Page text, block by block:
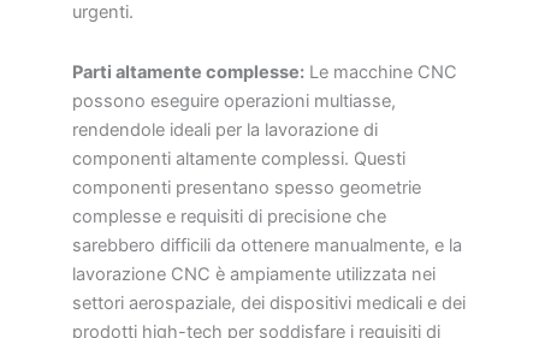
urgenti.
Parti altamente complesse: Le macchine CNC
possono eseguire operazioni multiasse,
rendendole ideali per la lavorazione di
componenti altamente complessi. Questi
componenti presentano spesso geometrie
complesse e requisiti di precisione che
sarebbero difficili da ottenere manualmente, e la
lavorazione CNC è ampiamente utilizzata nei
settori aerospaziale, dei dispositivi medicali e dei
prodotti high-tech per soddisfare i requisiti di